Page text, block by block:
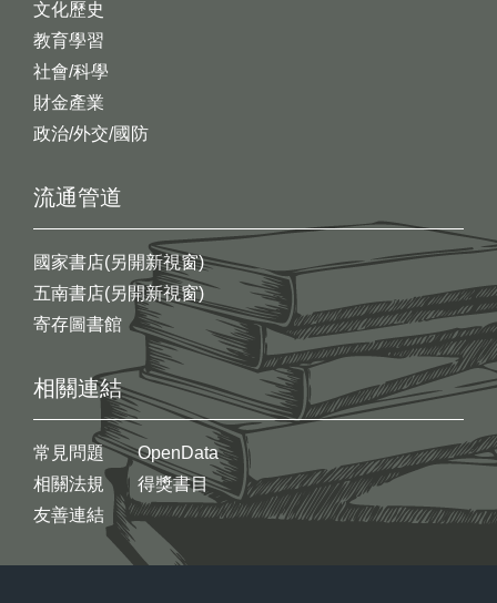
文化歷史
教育學習
社會/科學
財金產業
政治/外交/國防
流通管道
國家書店(另開新視窗)
五南書店(另開新視窗)
寄存圖書館
相關連結
常見問題
相關法規
友善連結
OpenData
得獎書目